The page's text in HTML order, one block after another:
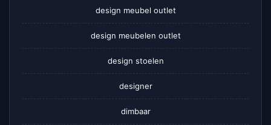
design meubel outlet
design meubelen outlet
design stoelen
designer
dimbaar